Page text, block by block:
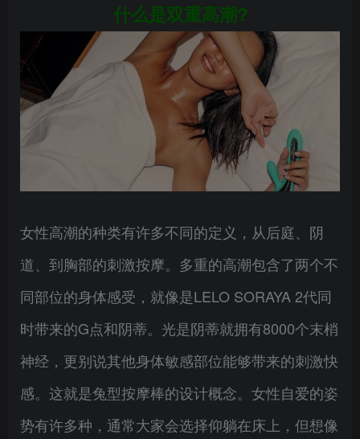
什么是双重高潮?
女性高潮的种类有许多不同的定义，从后庭、阴
道、到胸部的刺激按摩。多重的高潮包含了两个不
同部位的身体感受，就像是LELO SORAYA 2代同
时带来的G点和阴蒂。光是阴蒂就拥有8000个末梢
神经，更别说其他身体敏感部位能够带来的刺激快
感。这就是兔型按摩棒的设计概念。女性自爱的姿
势有许多种，通常大家会选择仰躺在床上，但想像